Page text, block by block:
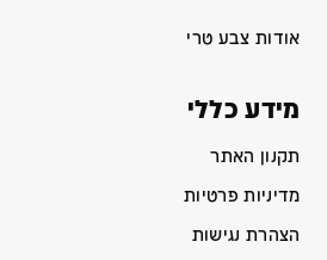
אודות צבע טרי
מידע כללי
תקנון האתר
מדיניות פרטיות
הצהרת נגישות